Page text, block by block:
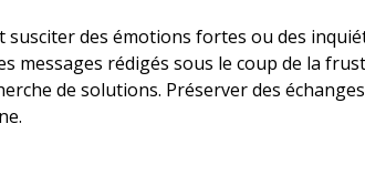
des émotions fortes ou des
messages rédigés sous le coup de la
de solutions. Préserver des